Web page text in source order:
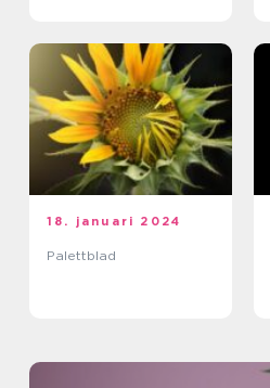
18. januari 2024
Palettblad